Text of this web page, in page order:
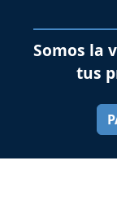
Somos la
tus